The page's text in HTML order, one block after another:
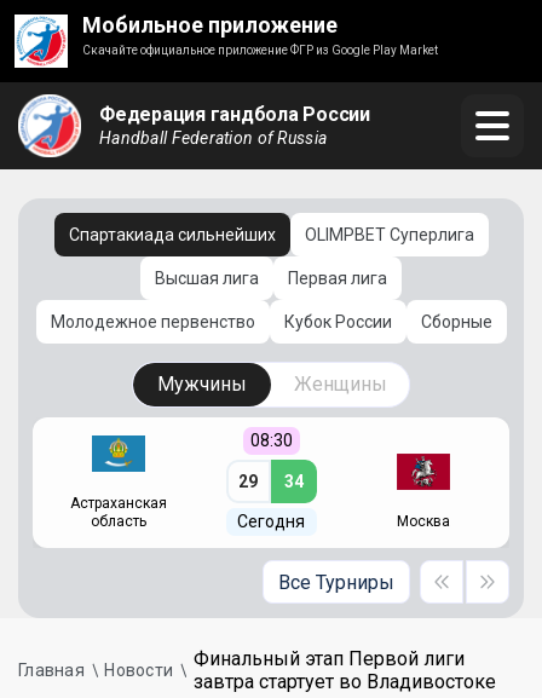
Мобильное приложение
Скачайте официальное приложение ФГР из Google Play Market
Федерация гандбола России
Handball Federation of Russia
Спартакиада сильнейших OLIMPBET Суперлига
Высшая лига Первая лига
Молодежное первенство Кубок России Сборные
Мужчины Женщины
Астраханская
область
08:30
29 34
Сегодня Москва
Все Турниры
Главная Новости
Финальный этап Первой лиги
завтра стартует во Владивостоке